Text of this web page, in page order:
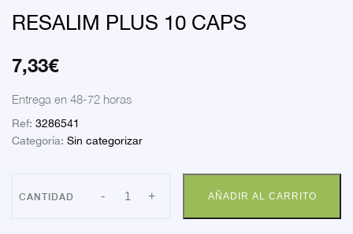
RESALIM PLUS 10 CAPS
7,33€
Entrega en 48-72 horas
Ref: 3286541
Categoría: Sin categorizar
- RESALIM
PLUS + AÑADIR AL CARRITO